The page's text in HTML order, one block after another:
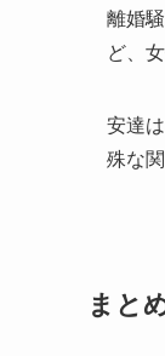
離婚
ど、
安達
殊な
まと